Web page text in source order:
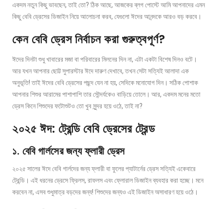
একদম নতুন কিছু ভাবছেন, তাই তো? ঠিক আছে, আজকের ব্লগ পোস্টে আমি আপনাদের এমন
কিছু বেবি ড্রেসের ডিজাইন নিয়ে আলোচনা করব, যেগুলো ঈদের আনন্দকে আরও বড় করবে।
কেন বেবি ড্রেস নির্বাচন করা গুরুত্বপূর্ণ?
ঈদের দিনটা শুধু খাবারের মজা বা পরিবারের মিলনের দিন না, এটা একটা বিশেষ দিনও বটে।
আর যখন আপনার ছোট্ট সুপারস্টার ঈদে দারুণ দেখাবে, তখন সেটা সত্যিই আলাদা এক
অনুভূতি! তাই ঈদের বেবি ড্রেসের পছন্দ যেন না হয়, সেদিকে মনোযোগ দিন। সঠিক পোশাক
আপনার শিশুর আরামের পাশাপাশি তার সৌন্দর্যকেও বাড়িয়ে তোলে। আর, একদম মনের মতো
ড্রেস কিনে শিশুদের ফটোশুটও তো খুব সুন্দর হয়ে ওঠে, তাই না?
২০২৫ ঈদ: ট্রেন্ডি বেবি ড্রেসের ট্রেন্ড
১. বেবি গার্লসের জন্য ফ্লারী ড্রেস
২০২৫ সালের ঈদে বেবি গার্লদের জন্য ফ্লারী বা ফুলের প্যাটার্নের ড্রেস সত্যিই একেবারে
ট্রেন্ডি। এই ধরনের ড্রেসে ফ্রিলস, রাফলস এবং ফ্লোরাল ডিজাইন ব্যবহার করা হচ্ছে। মনে
করবেন না, এসব শুধুমাত্র বড়দের জন্য! শিশুদের জন্যও এই ডিজাইন অসাধারণ হয়ে ওঠে।